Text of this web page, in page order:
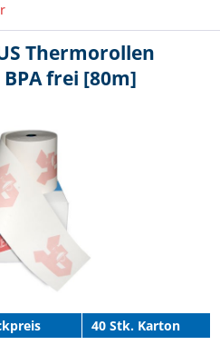
Thermorollen
frei [80m]
40 Stk. Karton